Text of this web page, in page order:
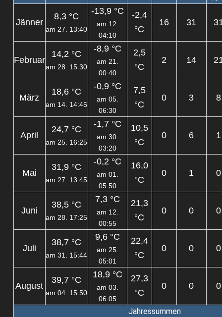
Jänner
8,3 °C
am 27. 13:40
-13,9 °C
am 12.
04:10
-2,4
°C
16 31
Februar
14,2 °C
am 28. 15:30
-8,9 °C
am 21.
00:40
2,5
°C
2 14
März
18,6 °C
am 14. 14:45
-0,9 °C
am 05.
06:30
7,5
°C
0 3 8
April
24,7 °C
am 25. 16:25
-1,7 °C
am 30.
03:20
10,5
°C
0 6 1
Mai
31,9 °C
am 27. 13:45
-0,2 °C
am 01.
05:50
16,0
°C
0 1 0
Juni
38,5 °C
am 28. 17:25
7,3 °C
am 12.
00:55
21,3
°C
0 0 0
Juli
38,7 °C
am 31. 15:44
9,6 °C
am 25.
05:01
22,4
°C
0 0 0
August
39,7 °C
am 04. 15:50
18,9 °C
am 03.
06:05
27,3
°C
0 0 0
Jahressummen